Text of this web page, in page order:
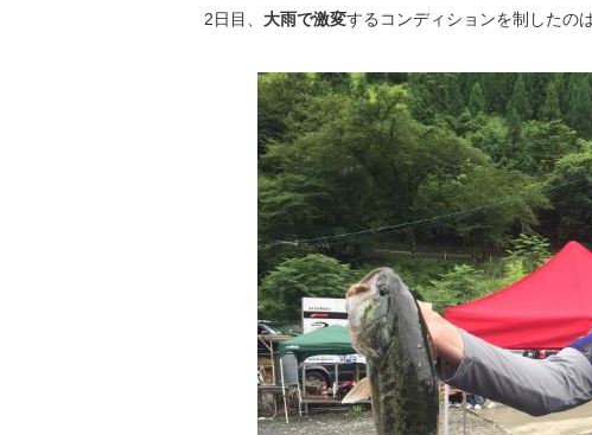
2日目、 大雨で激変するコンディションを制したの